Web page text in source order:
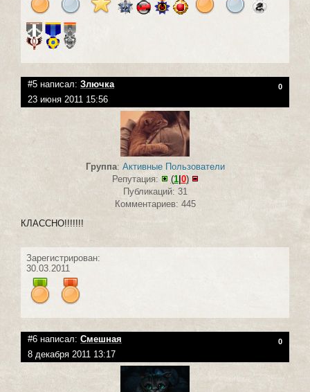
#5 написал: Злючка 0
23 июня 2011 15:56
Группа: Активные Пользователи
Репутация:
(1| 0)
Публикаций: 31
Комментариев: 445
КЛАССНО!!!!!!!
Зарегистрирован:
30.03.2011
#6 написал: Смешная 0
8 декабря 2011 13:17